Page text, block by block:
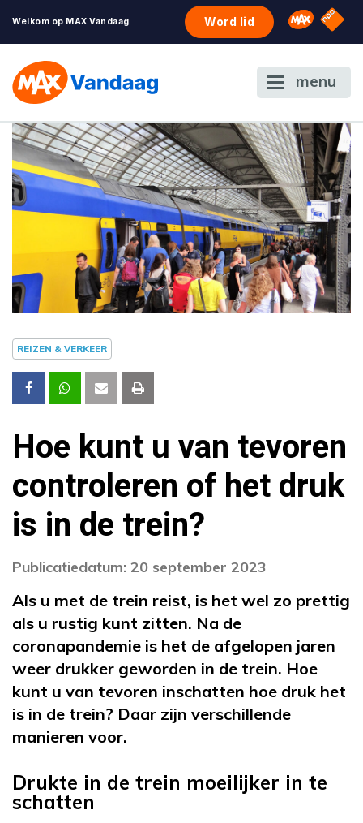
Welkom op MAX Vandaag Word lid Omroep
NPO
menu
REIZEN & VERKEER
Hoe kunt u van tevoren
controleren of het druk
is in de trein?
Publicatiedatum: 20 september 2023
Als u met de trein reist, is het wel zo prettig
als u rustig kunt zitten. Na de
coronapandemie is het de afgelopen jaren
weer drukker geworden in de trein. Hoe
kunt u van tevoren inschatten hoe druk het
is in de trein? Daar zijn verschillende
manieren voor.
Drukte in de trein moeilijker in te
schatten